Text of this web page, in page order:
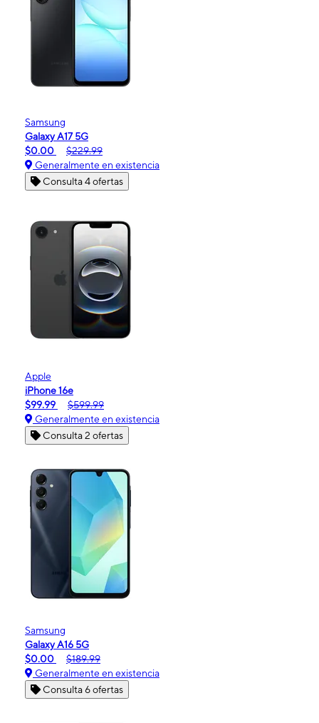
Samsung
Galaxy A17 5G
$0.00
$229.99
Generalmente en existencia
Consulta 4 ofertas
Apple
iPhone 16e
$99.99
$599.99
Generalmente en existencia
Consulta 2 ofertas
Samsung
Galaxy A16 5G
$0.00
$189.99
Generalmente en existencia
Consulta 6 ofertas